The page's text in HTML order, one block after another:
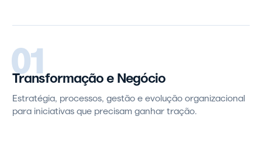
01
Transformação e Negócio
Estratégia, processos, gestão e evolução organizacional
para iniciativas que precisam ganhar tração.